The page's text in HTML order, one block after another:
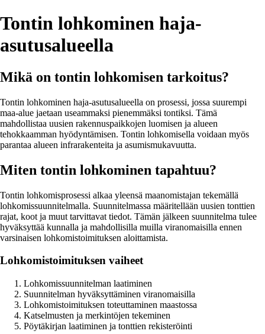
Tontin lohkominen haja-
asutusalueella
Mikä on tontin lohkomisen tarkoitus?
Tontin lohkominen haja-asutusalueella on prosessi, jossa suurempi
maa-alue jaetaan useammaksi pienemmäksi tontiksi. Tämä
mahdollistaa uusien rakennuspaikkojen luomisen ja alueen
tehokkaamman hyödyntämisen. Tontin lohkomisella voidaan myös
parantaa alueen infrarakenteita ja asumismukavuutta.
Miten tontin lohkominen tapahtuu?
Tontin lohkomisprosessi alkaa yleensä maanomistajan tekemällä
lohkomissuunnitelmalla. Suunnitelmassa määritellään uusien tonttien
rajat, koot ja muut tarvittavat tiedot. Tämän jälkeen suunnitelma tulee
hyväksyttää kunnalla ja mahdollisilla muilla viranomaisilla ennen
varsinaisen lohkomistoimituksen aloittamista.
Lohkomistoimituksen vaiheet
Lohkomissuunnitelman laatiminen
Suunnitelman hyväksyttäminen viranomaisilla
Lohkomistoimituksen toteuttaminen maastossa
Katselmusten ja merkintöjen tekeminen
Pöytäkirjan laatiminen ja tonttien rekisteröinti